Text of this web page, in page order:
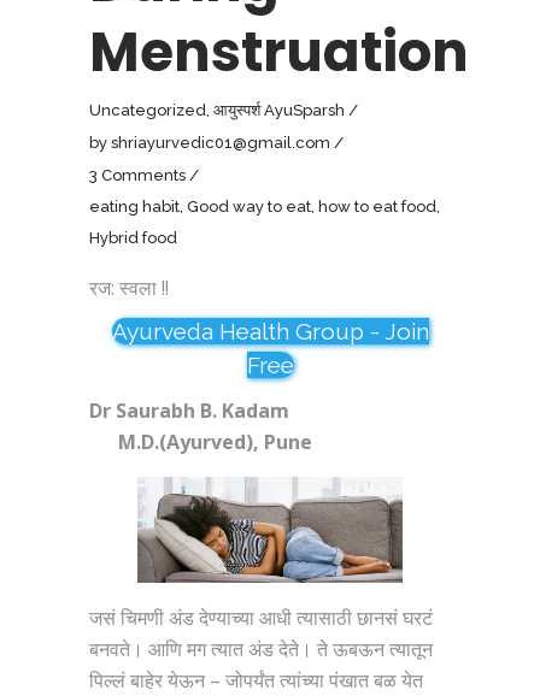
Menstruation
Uncategorized, आयुस्पर्श AyuSparsh
by shriayurvedic01@gmail.com
3 Comments
eating habit, Good way to eat, how to eat food,
Hybrid food
रज: स्वला !!
Ayurveda Health Group - Join
Free
Dr Saurabh B. Kadam
M.D.(Ayurved), Pune
जसं चिमणी अंड देण्याच्या आधी त्यासाठी छानसं घरटं
बनवते। आणि मग त्यात अंड देते। ते ऊबऊन त्यातून
पिल्लं बाहेर येऊन – जोपर्यंत त्यांच्या पंखात बळ येत